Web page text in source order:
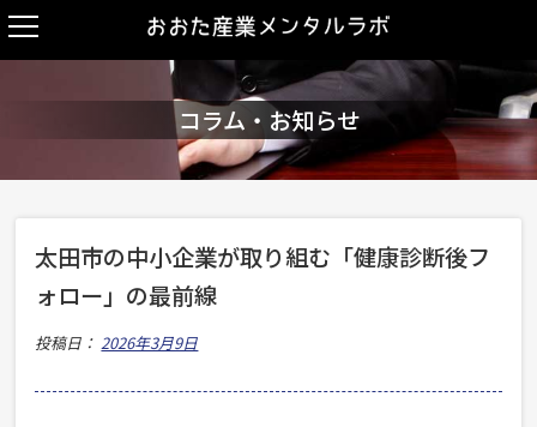
コラム・お知らせ
太田市の中小企業が取り組む「健康診断後フ
ォロー」の最前線
投稿日：2026年3月9日